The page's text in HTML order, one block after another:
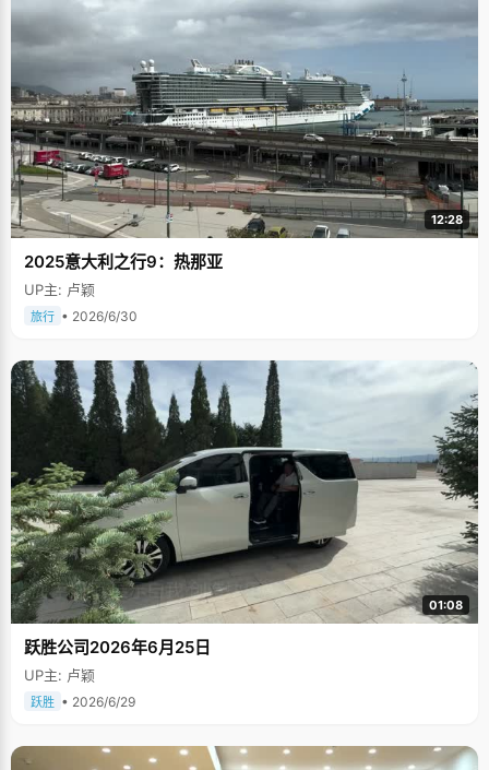
12:28
2025意大利之行9：热那亚
UP主: 卢颖
旅行 • 2026/6/30
01:08
跃胜公司2026年6月25日
UP主: 卢颖
跃胜 • 2026/6/29